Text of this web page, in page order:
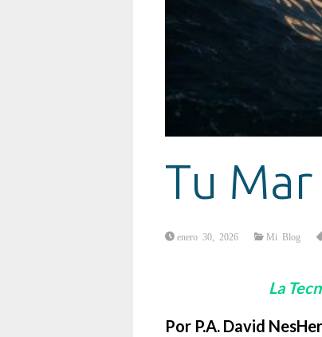
Tu
enero 30, 2026 Mi Blog
La
Por P.A. David NesHer